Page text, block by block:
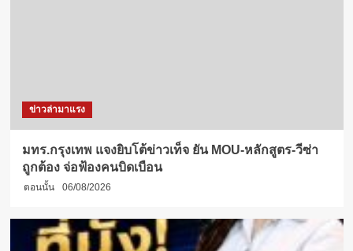
ข่าวล่ามาแรง
มทร.กรุงเทพ แจงยิบโต้ข่าวเท็จ ยัน MOU-หลักสูตร-วีซ่า
ถูกต้อง จ่อฟ้องคนบิดเบือน
ตอนนั้น 06/08/2026